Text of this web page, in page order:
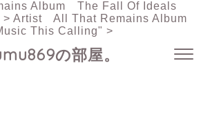
Album The Fall Of Ideals
> Artist All That Remains Album
This Calling" >
の部屋。